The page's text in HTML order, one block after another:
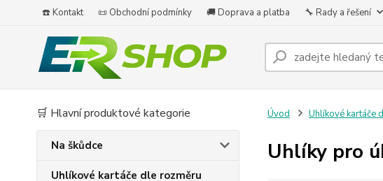
☎️ Kontakt 📜 Obchodní podmínky 🚚 Doprava a platba 🔧 Rady a řešení
🛒 Hlavní produktové kategorie
Na škůdce
Uhlíkové kartáče dle rozměru
Úvod Uhlíkové kartáče
Uhlíky pro